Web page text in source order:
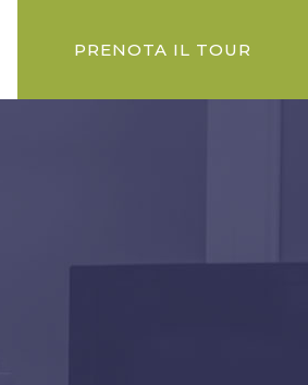
PRENOTA IL TOUR